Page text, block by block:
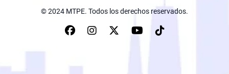
© 2024 MTPE. Todos los derechos reservados.